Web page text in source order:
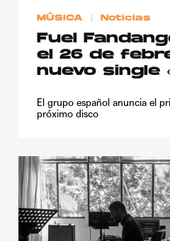
MÚSICA Noticias
Fuel
el 26 de
nuevo single
El grupo español anuncia el
próximo disco